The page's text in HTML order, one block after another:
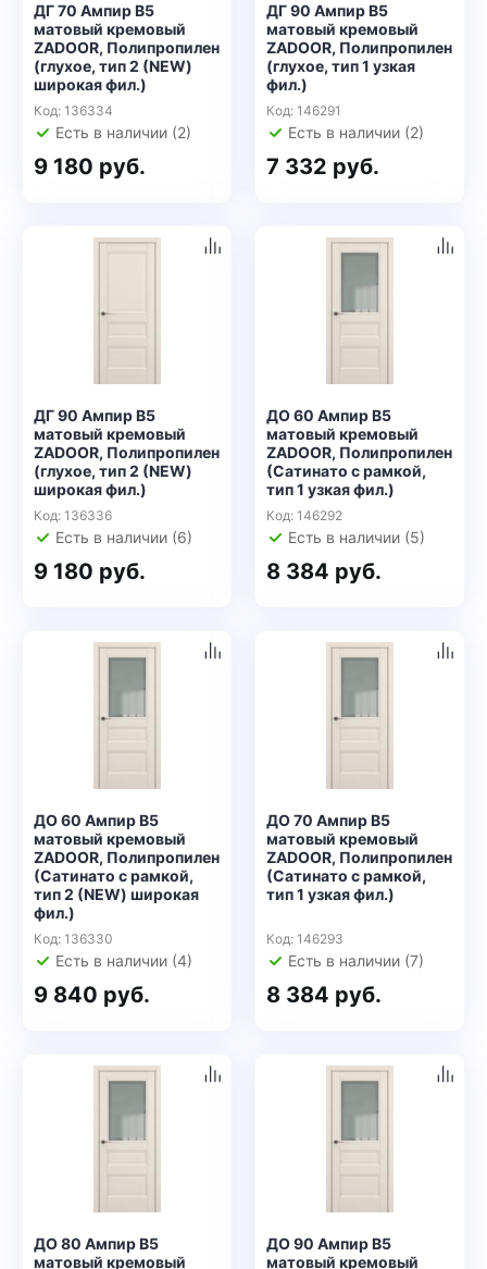
ДГ 70 Ампир В5
матовый кремовый
ZADOOR, Полипропилен
(глухое, тип 2 (NEW)
широкая фил.)
Код: 136334
Есть в наличии (2)
9 180 руб.
ДГ 90 Ампир В5
матовый кремовый
ZADOOR, Полипропилен
(глухое, тип 1 узкая
фил.)
Код: 146291
Есть в наличии (2)
7 332 руб.
ДГ 90 Ампир В5
матовый кремовый
ZADOOR, Полипропилен
(глухое, тип 2 (NEW)
широкая фил.)
Код: 136336
Есть в наличии (6)
9 180 руб.
ДО 60 Ампир В5
матовый кремовый
ZADOOR, Полипропилен
(Сатинато с рамкой,
тип 1 узкая фил.)
Код: 146292
Есть в наличии (5)
8 384 руб.
ДО 60 Ампир В5
матовый кремовый
ZADOOR, Полипропилен
(Сатинато с рамкой,
тип 2 (NEW) широкая
фил.)
Код: 136330
Есть в наличии (4)
9 840 руб.
ДО 70 Ампир В5
матовый кремовый
ZADOOR, Полипропилен
(Сатинато с рамкой,
тип 1 узкая фил.)
Код: 146293
Есть в наличии (7)
8 384 руб.
ДО 80 Ампир В5
матовый кремовый
ДО 90 Ампир В5
матовый кремовый